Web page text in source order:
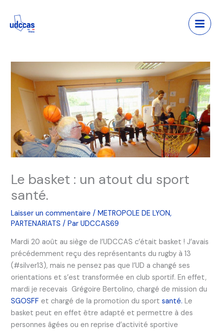
contenu
Main
Le basket : un atout du sport
santé.
Laisser un commentaire /METROPOLE DE LYON,
PARTENARIATS / ParUDCCAS69
Mardi 20 août au siège de l’UDCCAS c’était basket ! J’avais
précédemment reçu des représentants du rugby à 13
(#silver13), mais ne pensez pas que l’UD a changé ses
orientations et s’est transformée en club sportif. En effet,
mardi je recevais Grégoire Bertolino, chargé de mission du
SGOSFF et chargé de la promotion du sportsanté. Le
basket peut en effet être adapté et permettre à des
personnes âgées ou en reprise d’activité sportive